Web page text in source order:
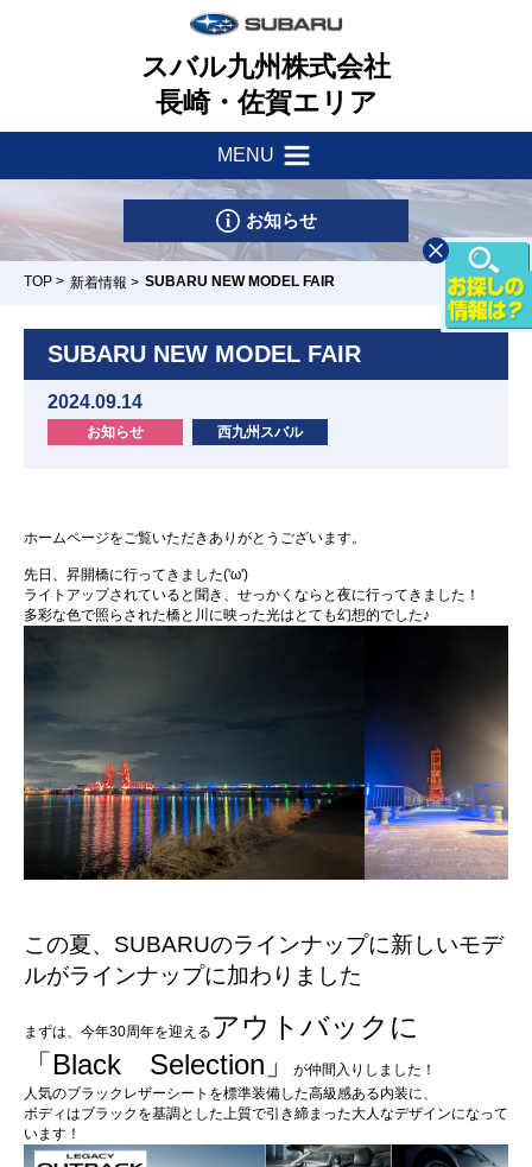
スバル九州株式会社
長崎・佐賀エリア
MENU
新着情報
サポート・他
車検・点検はマイスバルへ
リース&クレジット
パーツ・アクセサリー
店舗一覧
新車情報
U-Car情報
アフターサービス
会社案内
健康経営理念
一つのいのちプロジェクト
お知らせ
TOP > 新着情報 > SUBARU NEW MODEL FAIR
SUBARU NEW MODEL FAIR
2024.09.14
お知らせ 西九州スバル
ホームページをご覧いただきありがとうございます。
先日、昇開橋に行ってきました('ω')
ライトアップされていると聞き、せっかくならと夜に行ってきました！
多彩な色で照らされた橋と川に映った光はとても幻想的でした♪
この夏、SUBARUのラインナップに新しいモデ
ルがラインナップに加わりました
まずは、今年30周年を迎える アウトバックに
「Black Selection」
が仲間入りしました！
人気のブラックレザーシートを標準装備した高級感ある内装に、
ボディはブラックを基調とした上質で引き締まった大人なデザインになって
います！